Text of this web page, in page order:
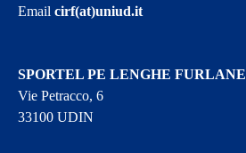
Emailcirf(at)uniud.it
SPORTEL PE LENGHE FURLANE
Vie Petracco, 6
33100 UDIN